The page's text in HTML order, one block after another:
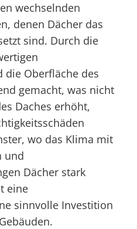
wechselnden
denen Dächer das
sind. Durch die
Oberfläche des
gemacht, was nicht
Daches erhöht,
wo das Klima mit
und
Dächer stark
eine
sinnvolle Investition